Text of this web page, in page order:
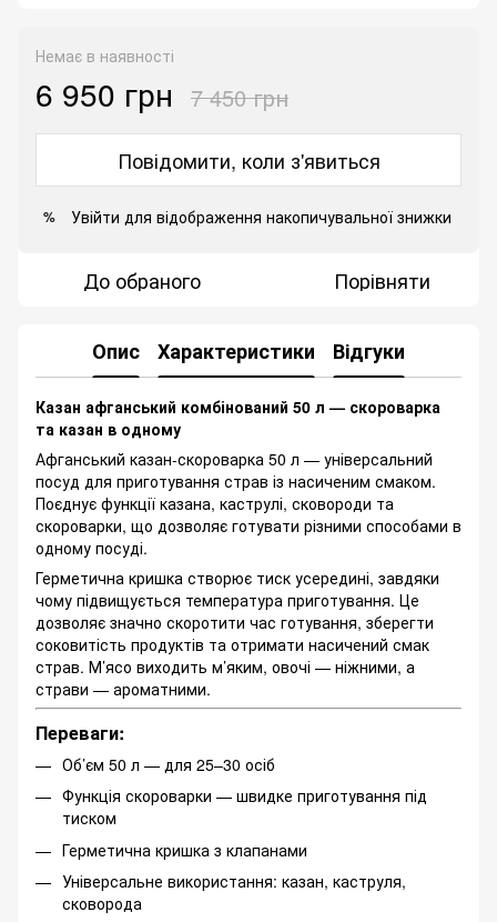
Немає в наявності
6 950 грн 7 450 грн
Повідомити, коли з'явиться
% Увійти для відображення накопичувальної знижки
До обраного Порівняти
Опис Характеристики Відгуки
Казан афганський комбінований 50 л — скороварка
та казан в одному
Афганський казан-скороварка 50 л — універсальний
посуд для приготування страв із насиченим смаком.
Поєднує функції казана, каструлі, сковороди та
скороварки, що дозволяє готувати різними способами в
одному посуді.
Герметична кришка створює тиск усередині, завдяки
чому підвищується температура приготування. Це
дозволяє значно скоротити час готування, зберегти
соковитість продуктів та отримати насичений смак
страв. М’ясо виходить м’яким, овочі — ніжними, а
страви — ароматними.
Переваги:
Об’єм 50 л — для 25–30 осіб
Функція скороварки — швидке приготування під
тиском
Герметична кришка з клапанами
Універсальне використання: казан, каструля,
сковорода